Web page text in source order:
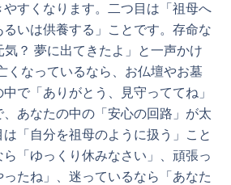
すくなります。二つ目は「祖母へ
いは供養する」ことです。存命な
気？ 夢に出てきたよ」と一声かけ
くなっているなら、お仏壇やお墓
で「ありがとう、見守っててね」
あなたの中の「安心の回路」が太
は「自分を祖母のように扱う」こと
「ゆっくり休みなさい」、頑張っ
たね」、迷っているなら「あなた